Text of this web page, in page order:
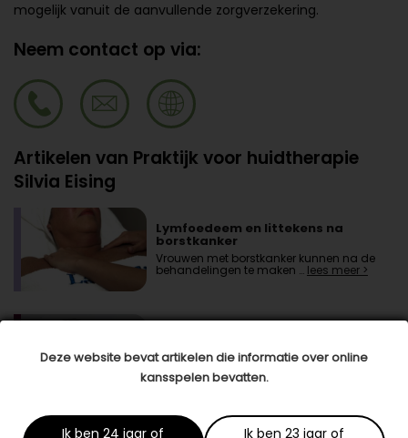
Deze website bevat artikelen die informatie over online
kansspelen bevatten.
Ik ben 24 jaar of
Ik ben 23 jaar of
mogelijk vanuit de aanvullende zorgverzekering.
Neem contact op via:
Artikelen van Praktijk voor huidtherapie
Silvia Eising
Lymfoedeem en littekens na
borstkanker
Vrouwen met borstkanker kunnen na de
behandelingen te maken … lees meer >
Of je nu komt voor een ontspannende
schoonheidsbehandeling …